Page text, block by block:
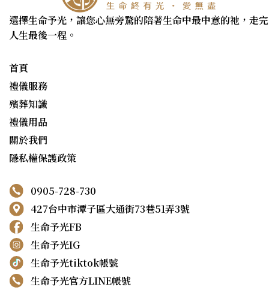
選擇生命予光，讓您心無旁騖的陪著生命中最中意的祂，走完
人生最後一程。
首頁
禮儀服務
殯葬知識
禮儀用品
關於我們
隱私權保護政策
0905-728-730
427台中市潭子區大通街73巷51弄3號
生命予光FB
生命予光IG
生命予光tiktok帳號
生命予光官方LINE帳號